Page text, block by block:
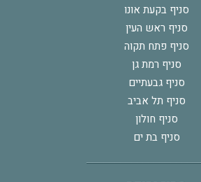
סניף בקעת אונו
סניף ראש העין
סניף פתח תקוה
סניף רמת גן
סניף גבעתיים
סניף תל אביב
סניף חולון
סניף בת ים